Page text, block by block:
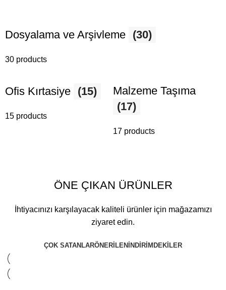
Dosyalama ve Arşivleme (30)
30 products
Ofis Kırtasiye (15)
15 products
Malzeme Taşıma
(17)
17 products
ÖNE ÇIKAN ÜRÜNLER
İhtiyacınızı karşılayacak kaliteli ürünler için mağazamızı
ziyaret edin.
ÇOK SATANLARÖNERİLEN İNDİRİMDEKİLER